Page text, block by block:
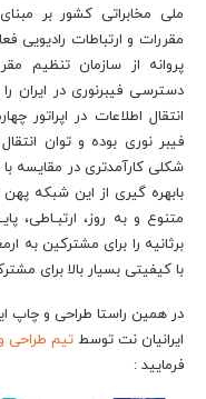
ملی مخابراتی کشور بر
مقررات و ارتباطات رادیویی
پروانه از سازمان تنظیم
انتقال اطلاعات در اپراتور
فیبر نوری بوده و توان
شکلی کارآمدتری در مقایسه
بابهره گیری از این شبکه
برثانیه را برای مشترکین به
با کیفیتی بسیار بالا برای
در همین راستا طراحی و چاپ
ایرانیان نت توسط تیم طراحی
فرمایید :